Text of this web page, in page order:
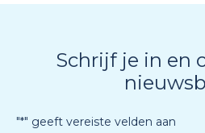
Schrijf je in en
"*" geeft vereiste velden aan